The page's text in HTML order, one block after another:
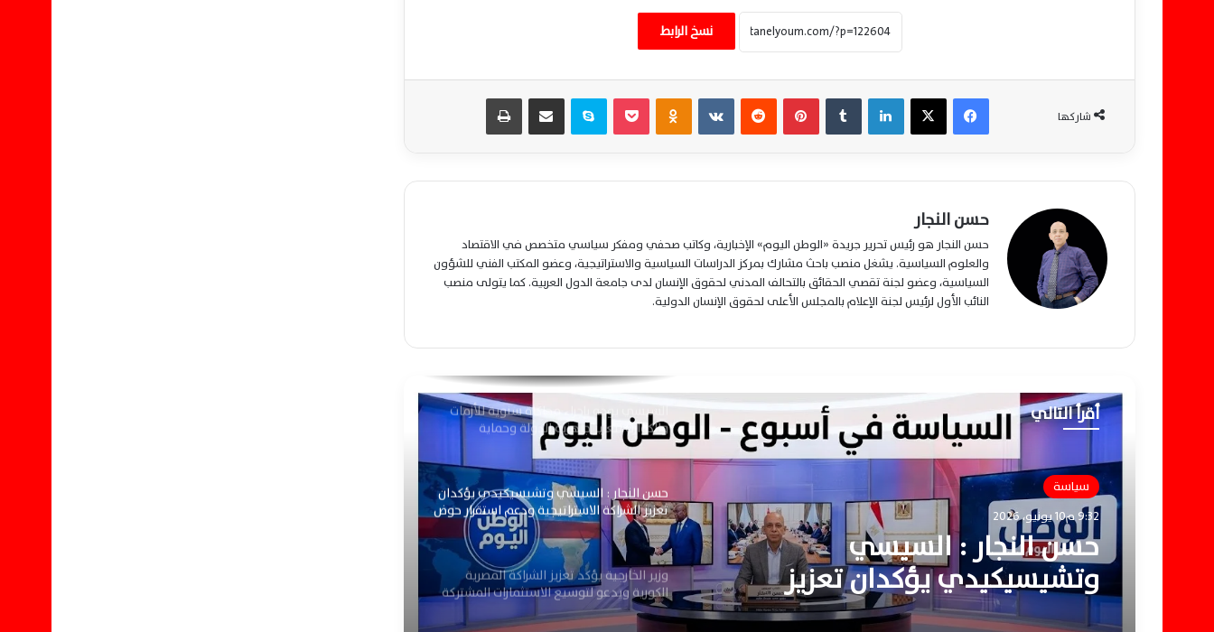
نسخ الرابط
شاركها
فيسبوك ‫X لينكدإن بينتيريست ‏VKontakte سكايب مشاركة عبر البريد
حسن النجار
حسن النجار هو رئيس تحرير جريدة «الوطن اليوم» الإخبارية، وكاتب صحفي ومفكر سياسي متخصص في الاقتصاد
والعلوم السياسية. يشغل منصب باحث مشارك بمركز الدراسات السياسية والاستراتيجية، وعضو المكتب الفني للشؤون
السياسية، وعضو لجنة تقصي الحقائق بالتحالف المدني لحقوق الإنسان لدى جامعة الدول العربية. كما يتولى منصب
النائب الأول لرئيس لجنة الإعلام بالمجلس الأعلى لحقوق الإنسان الدولية.
أقرأ التالي
سياسة
9:32 م10 يونيو، 2026
حسن النجار : السيسي
وتشيسيكيدي يؤكدان تعزيز
الشراكة الاستراتيجية ودعم
مع كبير مستشارى الرئيس الأمريكى للشئون
العربية مستجدات الأوضاع الإقليمية
بدر عبد العاطي وزير الخارجية: علاقاتنا مع
الأشقاء متينة ولا تلتفتوا لشائعات السوشيال
تطورات الأزمة في السودان
وزير الخارجية يلتقي نظيره الكيني لتعزيز
الشراكة الاستراتيجية والتعاون الثنائي
التراث الإفريقي في اليونسكو
السيسي يوجه بإجراء محاكاة سنوية للأزمات
والكوارث لتعزيز جاهزية الدولة وحماية
المواطنين دائمًا
حسن النجار : السيسي وتشيسيكيدي يؤكدان
تعزيز الشراكة الاستراتيجية ودعم استقرار حوض
النيل إفريقيا
وزير الخارجية يؤكد تعزيز الشراكة المصرية
الكورية ويدعو لتوسيع الاستثمارات المشتركة